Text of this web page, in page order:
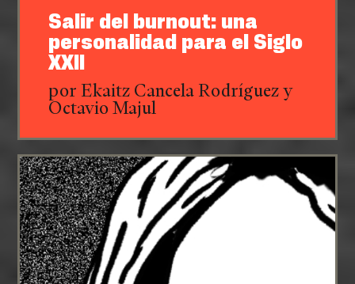
Salir del burnout: una
personalidad para el Siglo
XXII
por Ekaitz Cancela Rodríguez y
Octavio Majul